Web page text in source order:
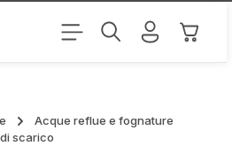
Il
Acque reflue e fognature
scarico